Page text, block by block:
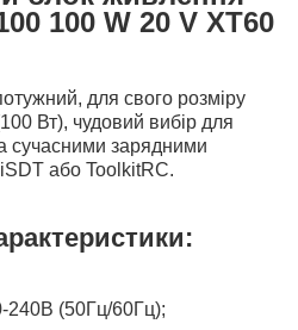
100 W 20 V XT60
для свого розміру
Вт), чудовий вибір для
сучасними зарядними
або ToolkitRC.
240В (50Гц/60Гц);